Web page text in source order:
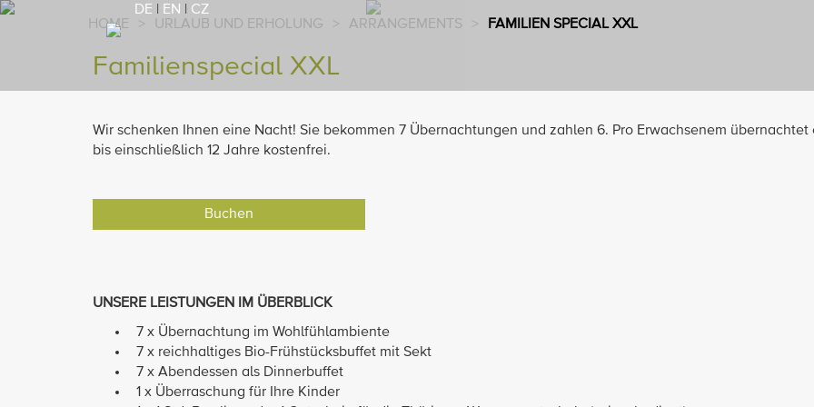
DE EN CZ
HOME > URLAUB UND ERHOLUNG > ARRANGEMENTS > FAMILIEN SPECIAL XXL
Familienspecial XXL
Wir schenken Ihnen eine Nacht! Sie bekommen 7 Übernachtungen und zahlen 6. Pro Erwachsenem übernachtet
bis einschließlich 12 Jahre kostenfrei.
Buchen
UNSERE LEISTUNGEN IM ÜBERBLICK
7 x Übernachtung im Wohlfühlambiente
7 x reichhaltiges Bio-Frühstücksbuffet mit Sekt
7 x Abendessen als Dinnerbuffet
1 x Überraschung für Ihre Kinder